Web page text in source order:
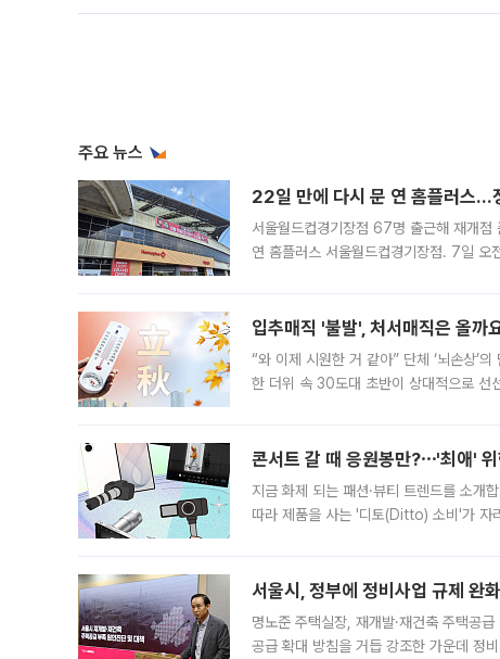
주요 뉴스
22일 만에 다시 문 연 홈플러스…
서울월드컵경기장점 67명 출근해 재개
연 홈플러스 서울월드컵경기장점. 7일 오
입추매직 '불발', 처서매직은 올까
“와 이제 시원한 거 같아” 단체 ‘뇌손상’
한 더위 속 30도대 초반이 상대적으로 선
콘서트 갈 때 응원봉만?⋯'최애'
지금 화제 되는 패션·뷰티 트렌드를 소개
따라 제품을 사는 '디토(Ditto) 소비'가 자
서울시, 정부에 정비사업 규제
명노준 주택실장, 재개발·재건축 주택공
공급 확대 방침을 거듭 강조한 가운데 정